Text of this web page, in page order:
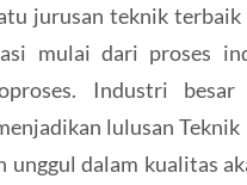
jurusan teknik
mulai dari proses
Industri
lulusan
unggul dalam kualitas